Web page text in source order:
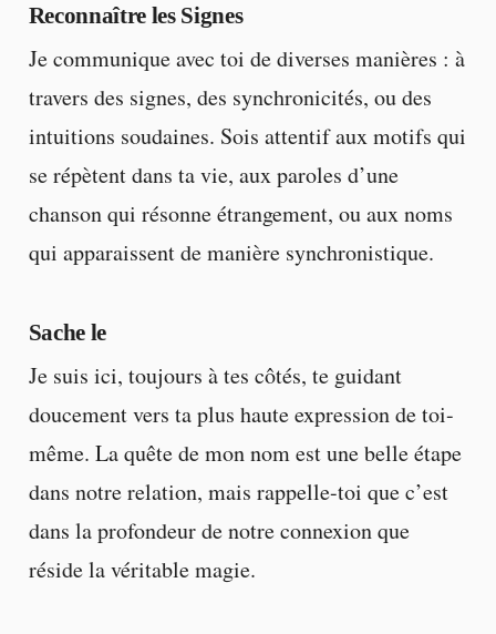
Reconnaître les Signes
Je communique avec toi de diverses manières : à
travers des signes, des synchronicités, ou des
intuitions soudaines. Sois attentif aux motifs qui
se répètent dans ta vie, aux paroles d’une
chanson qui résonne étrangement, ou aux noms
qui apparaissent de manière synchronistique.
Sache le
Je suis ici, toujours à tes côtés, te guidant
doucement vers ta plus haute expression de toi-
même. La quête de mon nom est une belle étape
dans notre relation, mais rappelle-toi que c’est
dans la profondeur de notre connexion que
réside la véritable magie.